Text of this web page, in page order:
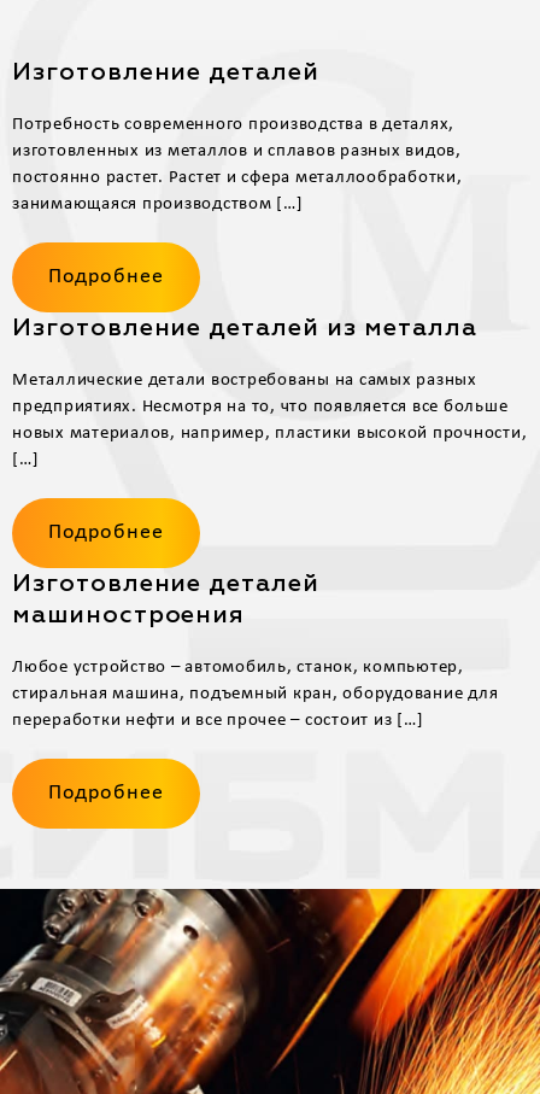
Изготовление деталей
Потребность современного производства в деталях,
изготовленных из металлов и сплавов разных видов,
постоянно растет. Растет и сфера металлообработки,
занимающаяся производством […]
Подробнее
Изготовление деталей из металла
Металлические детали востребованы на самых разных
предприятиях. Несмотря на то, что появляется все больше
новых материалов, например, пластики высокой прочности,
[…]
Подробнее
Изготовление деталей
машиностроения
Любое устройство – автомобиль, станок, компьютер,
стиральная машина, подъемный кран, оборудование для
переработки нефти и все прочее – состоит из […]
Подробнее